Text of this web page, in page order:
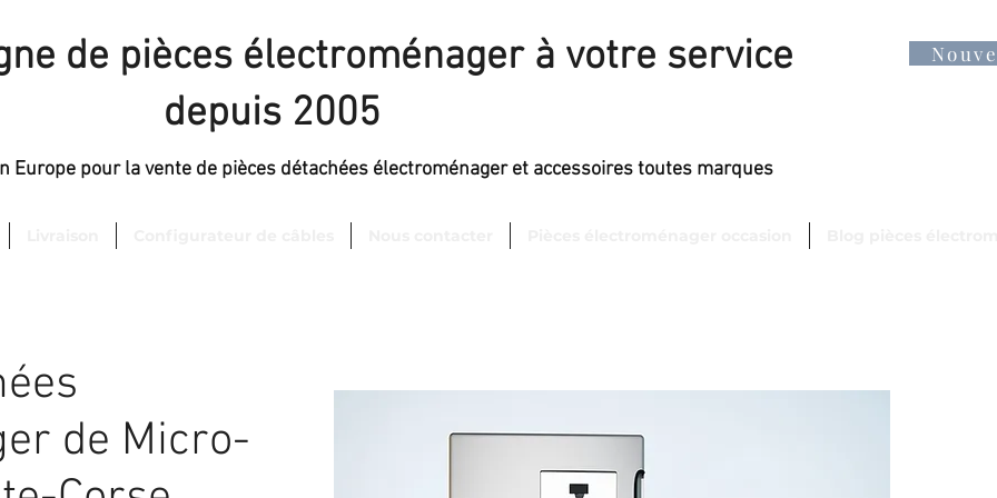
de pièces électroménager à votre service
depuis 2005
Europe pour la vente de pièces détachées électroménager et accessoires toutes marques
de Micro-